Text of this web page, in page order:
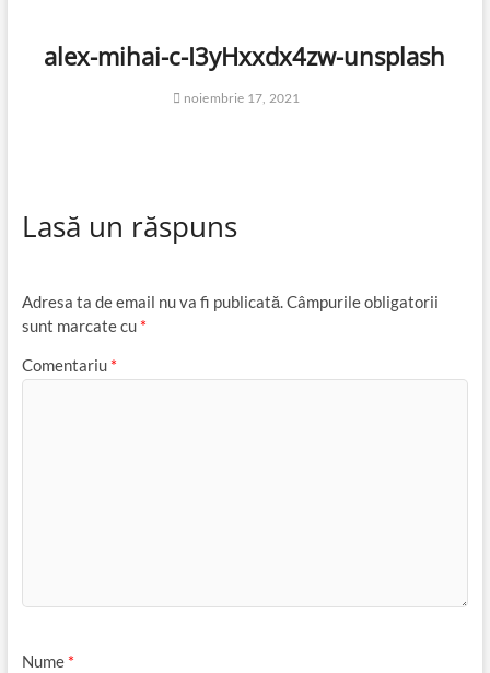
alex-mihai-c-I3yHxxdx4zw-unsplash
noiembrie 17, 2021
Lasă un răspuns
Adresa ta de email nu va fi publicată.Câmpurile obligatorii
sunt marcate cu *
Comentariu *
Nume *